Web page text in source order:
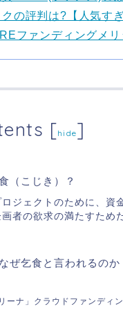
の評判は?【人気す
ファンディングメリ
[hide]
（こじき）？
ジェクトのために、資
者の欲求の満たすため
ぜ乞食と言われるのか
ーナ」クラウドファンディ